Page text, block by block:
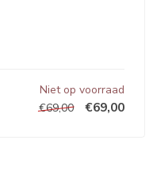
Niet op voorraad
€69,00
€69,00